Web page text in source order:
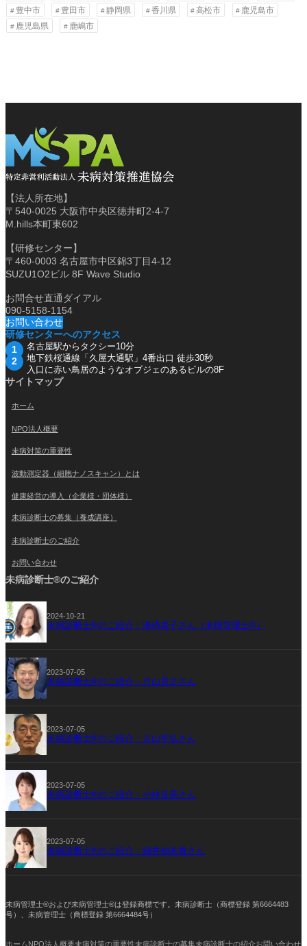
豊中市
豊田市 静岡県 香川県 高松市
鹿児島市
鹿児島県
鹿嶋市
【法人所在地】
〒540-0025 大阪市中央区徳井町2-4-7
M.hills本町東602
【研修センター】
〒460-0003 名古屋市中区錦3丁目4-12
SUZU1O2ビル 8F Wave Studio
お問合せ直通ダイアル
090-5158-1154
お問い合わせ
研修センターへのアクセス
名古屋駅からタクシー10分
地下鉄桜通線「久屋大通駅」4番出口 徒歩30秒
入口に赤い鳥居のようなオブジェのあるビルの8F
サイトマップ
ホーム
NPO法人概要
未病対策の重要性
波動測定器（細胞ナノスキャン）とは
健康経営の導入（企業様・団体様）
未病診断士の募集（養成講座）
未病診断士のご紹介
お問い合わせ
未病診断士®のご紹介
2024-10-21
未病診断士®のご紹介：湊琇美子さん（未病管理士®）
2023-07-05
未病診断士®のご紹介：片山貴之さん
2023-07-05
未病診断士®のご紹介：古山幸弘さん
2023-07-05
未病診断士®のご紹介：小林良美さん
2023-07-05
未病診断士®のご紹介：細井柚未香さん
未病管理士®および未病管理士®は登録商標です。未病診断士（商標登録 第6664483
号）、未病管理士（商標登録 第6664484号）
ホームNPO法人概要未病対策の重要性未病診断士の募集未病診断士の紹介お問い合わせ